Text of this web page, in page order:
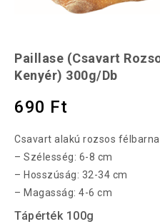
Paillase (csavart
Kenyér) 300g/db
690 Ft
Csavart alakú rozsos félbarna
– Szélesség: 6-8 cm
– Hosszúság: 32-34 cm
– Magasság: 4-6 cm
Tápérték 100g